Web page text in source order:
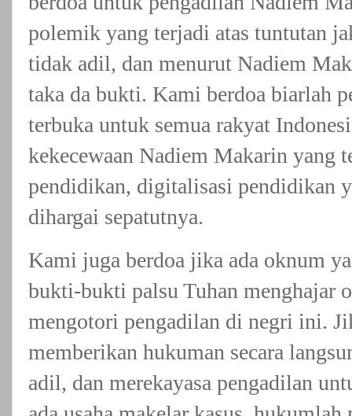
polemik yang terjadi atas tuntutan
tidak adil, dan menurut Nadiem
taka da bukti. Kami berdoa biarlah
terbuka untuk semua rakyat
kekecewaan Nadiem Makarin yang
pendidikan, digitalisasi pendidikan
dihargai sepatutnya.
Kami juga berdoa jika ada oknum
bukti-bukti palsu Tuhan menghajar
mengotori pengadilan di negri ini.
memberikan hukuman secara
adil, dan merekayasa pengadilan